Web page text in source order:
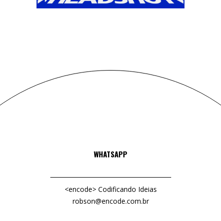
WHATSAPP
<encode> Codificando Ideias
robson@encode.com.br